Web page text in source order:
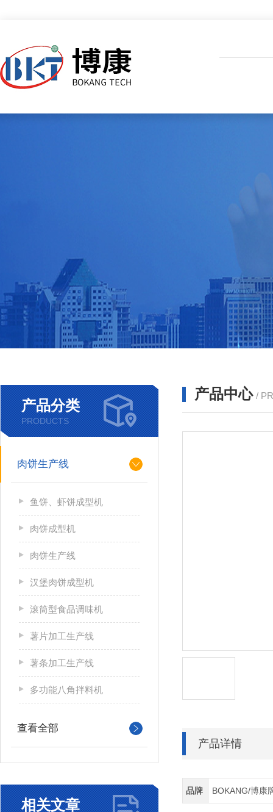
产品分类
PRODUCTS
肉饼生产线
鱼饼、虾饼成型机
肉饼成型机
肉饼生产线
汉堡肉饼成型机
滚筒型食品调味机
薯片加工生产线
薯条加工生产线
多功能八角拌料机
查看全部
相关文章
产品中心 /
产品详情
品牌 BOKANG/博康